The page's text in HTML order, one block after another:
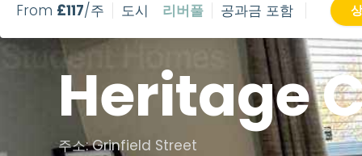
From £117/주 도시 리버풀 공과금 포함
Heritage
주소: Grinfield Street